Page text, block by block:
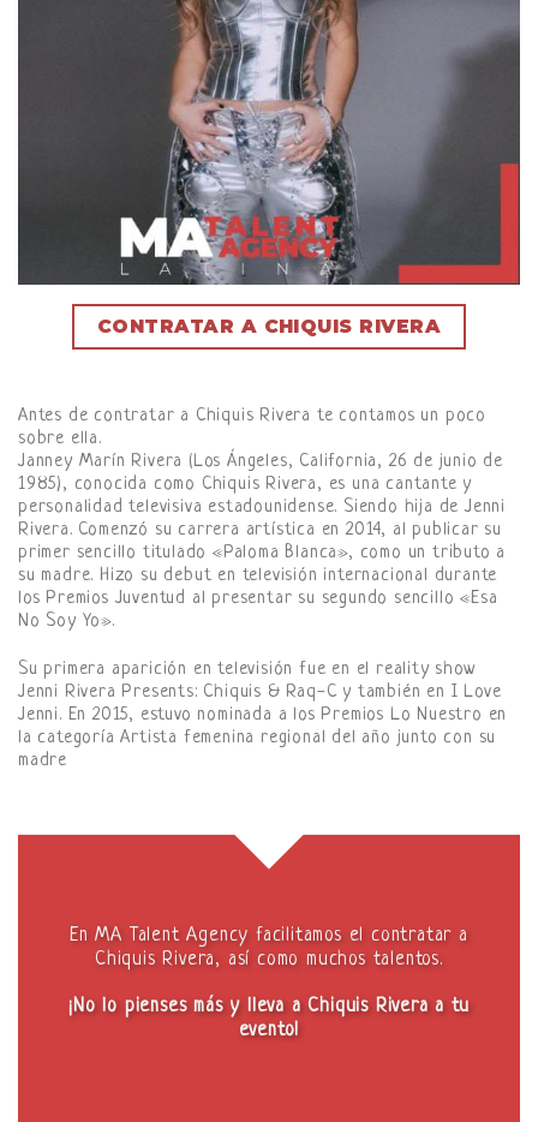
CONTRATAR A CHIQUIS RIVERA
Antes de contratar a Chiquis Rivera te contamos un poco
sobre ella.
Janney Marín Rivera (Los Ángeles, California, 26 de junio de
1985), conocida como Chiquis Rivera, es una cantante y
personalidad televisiva estadounidense. Siendo hija de Jenni
Rivera. Comenzó su carrera artística en 2014, al publicar su
primer sencillo titulado «Paloma Blanca», como un tributo a
su madre. Hizo su debut en televisión internacional durante
los Premios Juventud al presentar su segundo sencillo «Esa
No Soy Yo».
Su primera aparición en televisión fue en el reality show
Jenni Rivera Presents: Chiquis & Raq-C y también en I Love
Jenni. En 2015, estuvo nominada a los Premios Lo Nuestro en
la categoría Artista femenina regional del año junto con su
madre
En MA Talent Agency facilitamos el contratar a
Chiquis Rivera, así como muchos talentos.
¡No lo pienses más y lleva a Chiquis Rivera a tu
evento!